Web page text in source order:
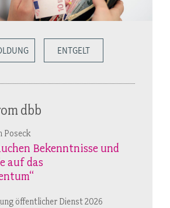
ENTGELT
dbb
Poseck
Bekenntnisse und
auf das
öffentlicher Dienst 2026